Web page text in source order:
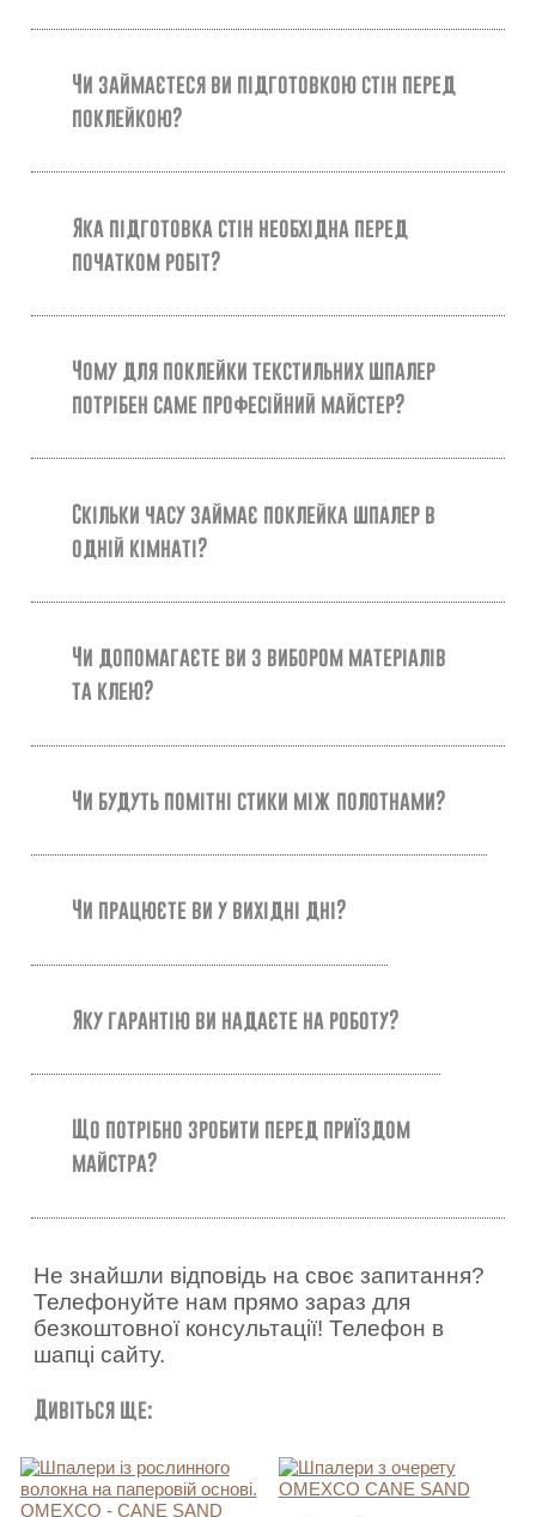
Чи займаєтеся ви підготовкою стін перед
поклейкою?
Яка підготовка стін необхідна перед
початком робіт?
Чому для поклейки текстильних шпалер
потрібен саме професійний майстер?
Скільки часу займає поклейка шпалер в
одній кімнаті?
Чи допомагаєте ви з вибором матеріалів
та клею?
Чи будуть помітні стики між полотнами?
Чи працюєте ви у вихідні дні?
Яку гарантію ви надаєте на роботу?
Що потрібно зробити перед приїздом
майстра?
Не знайшли відповідь на своє запитання?
Телефонуйте нам прямо зараз для
безкоштовної консультації! Телефон в
шапці сайту.
Дивіться ще: